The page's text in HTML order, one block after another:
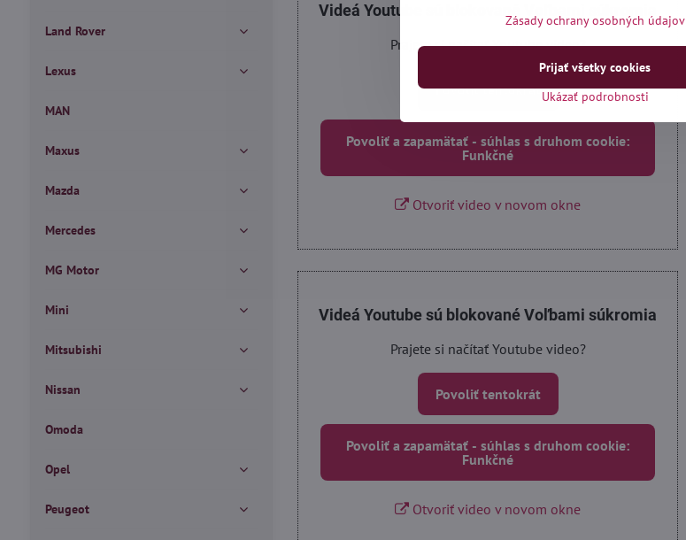
Videá Youtube sú blokované Voľbami súkromia
Prajete si načítať Youtube video?
Povoliť tentokrát
Povoliť a zapamätať - súhlas s druhom cookie:
Funkčné
Otvoriť video v novom okne
Videá Youtube sú blokované Voľbami súkromia
Prajete si načítať Youtube video?
Povoliť tentokrát
Povoliť a zapamätať - súhlas s druhom cookie:
Funkčné
Otvoriť video v novom okne
Land Rover
Lexus
MAN
Maxus
Mazda
Mercedes
MG Motor
Mini
Mitsubishi
Nissan
Omoda
Opel
Peugeot
Zásady ochrany osobných údajov
Ukázať podrobnosti
Prijať všetky cookies